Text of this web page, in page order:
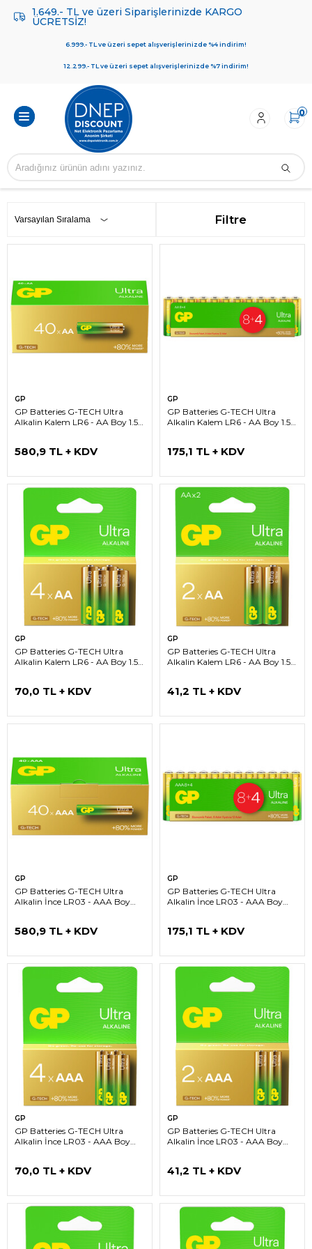
1.649.- TL ve üzeri Siparişlerinizde KARGO
ÜCRETSİZ!
6.999.- TL ve üzeri sepet alışverişlerinizde %4 indirim!
12.299.- TL ve üzeri sepet alışverişlerinizde %7 indirim!
0
Filtre
GP
GP Batteries G-TECH Ultra
Alkalin Kalem LR6 - AA Boy 1.5V
580,9 TL + KDV
GP
GP Batteries G-TECH Ultra
Alkalin Kalem LR6 - AA Boy 1.5V
175,1 TL + KDV
GP
GP Batteries G-TECH Ultra
Alkalin Kalem LR6 - AA Boy 1.5V
70,0 TL + KDV
GP
GP Batteries G-TECH Ultra
Alkalin Kalem LR6 - AA Boy 1.5V
41,2 TL + KDV
GP
GP Batteries G-TECH Ultra
Alkalin İnce LR03 - AAA Boy
580,9 TL + KDV
GP
GP Batteries G-TECH Ultra
Alkalin İnce LR03 - AAA Boy
175,1 TL + KDV
GP
GP Batteries G-TECH Ultra
Alkalin İnce LR03 - AAA Boy
70,0 TL + KDV
GP
GP Batteries G-TECH Ultra
Alkalin İnce LR03 - AAA Boy
41,2 TL + KDV